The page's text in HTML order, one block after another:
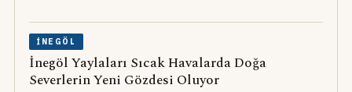
İNEGÖL
İnegöl Yaylaları Sıcak Havalarda Doğa
Severlerin Yeni Gözdesi Oluyor